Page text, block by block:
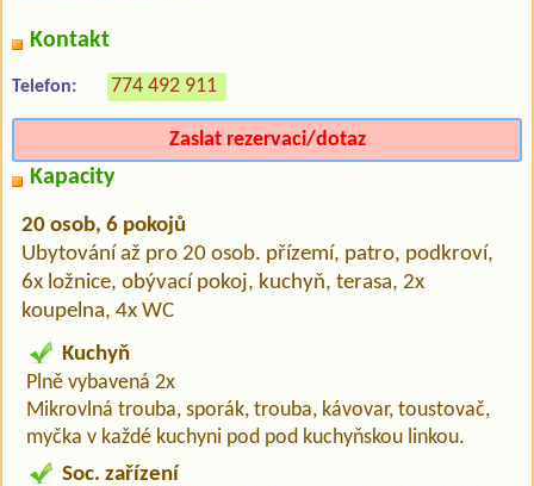
Kontakt
Telefon: 774 492 911
Zaslat rezervaci/dotaz
Kapacity
20 osob, 6 pokojů
Ubytování až pro 20 osob. přízemí, patro, podkroví,
6x ložnice, obývací pokoj, kuchyň, terasa, 2x
koupelna, 4x WC
Kuchyň
Plně vybavená 2x
Mikrovlná trouba, sporák, trouba, kávovar, toustovač,
myčka v každé kuchyni pod pod kuchyňskou linkou.
Soc. zařízení